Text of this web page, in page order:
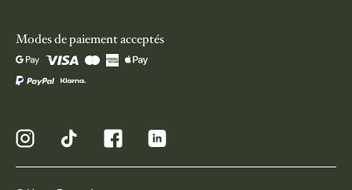
Modes de paiement acceptés